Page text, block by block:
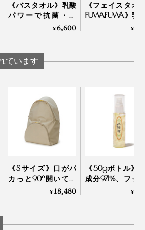
《バスタオル》乳酸
パワーで抗菌・防
臭、スタイリスト監
EARTH
¥6,600
《フェイスタオ
FUWAFUWA》乳
ワーで抗菌・防
¥
ています
《Sサイズ》口がパ
カっと90°開いて、
荷物が見える、出し
¥18,480
《50gボトル》
成分97.1%、フッ
発泡剤・研磨剤
¥